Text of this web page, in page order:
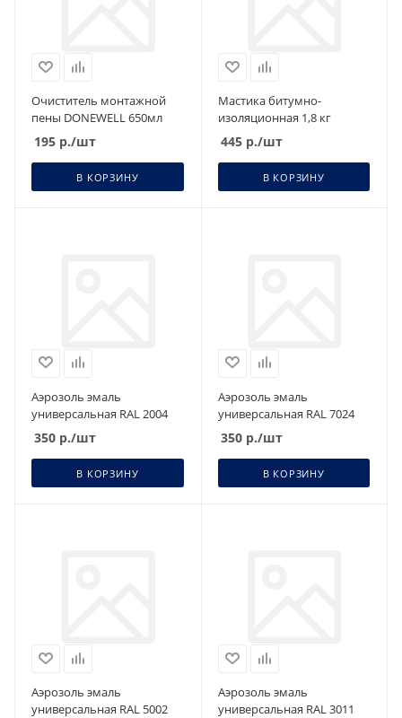
Очиститель монтажной
пены DONEWELL 650мл
195 р./шт
В КОРЗИНУ
Мастика битумно-
изоляционная 1,8 кг
445р./шт
В КОРЗИНУ
Аэрозоль эмаль
универсальная RAL 2004
350 р./шт
В КОРЗИНУ
Аэрозоль эмаль
универсальная RAL 7024
350р./шт
В КОРЗИНУ
Аэрозоль эмаль
универсальная RAL 5002
Аэрозоль эмаль
универсальная RAL 3011